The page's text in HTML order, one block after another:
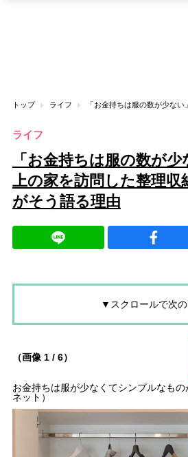
トップ ライフ
ライフ
「お金持ちは服の数が
上の家を訪問した整理収
がそう語る理由
▼スクロールで次
（画像 1 / 6）
お金持ちは服が少なくてシンプルなも
ネット）